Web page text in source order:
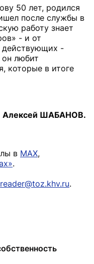
50 лет, родился
после службы в
работу знает
- и от
действующих -
любит
которые в итоге
Алексей ШАБАНОВ.
в MAX,
.
reader@toz.khv.ru.